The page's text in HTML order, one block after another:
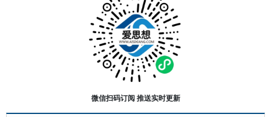
主任，北京大学图书馆系教授，中共
中央宣传部理论宣传处副处长，中国
科学院哲学社会科学部委员、常委，
科学规划委员会副秘书长，科学技术
委员会副主任。代表性著作有：《哲
学论文演讲和笔记》、《一个哲学学
微信扫码订阅 推送实时更新